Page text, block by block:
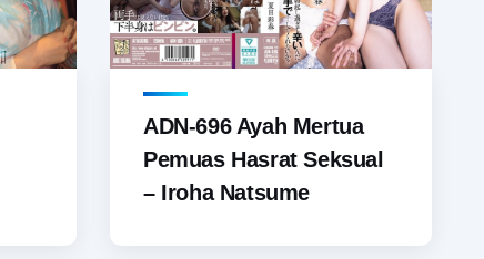
ADN-696 Ayah Mertua
Pemuas Hasrat Seksual
– Iroha Natsume